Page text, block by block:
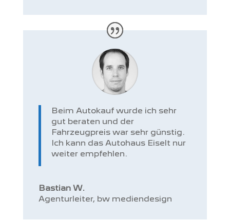
Beim Autokauf wurde ich sehr
gut beraten und der
Fahrzeugpreis war sehr günstig.
Ich kann das Autohaus Eiselt nur
weiter empfehlen.
Bastian W.
Agenturleiter, bw mediendesign